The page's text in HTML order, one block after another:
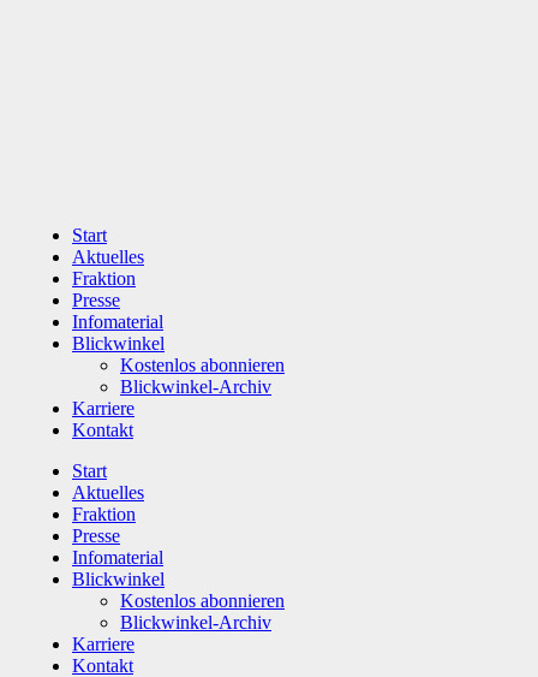
Start
Aktuelles
Fraktion
Presse
Infomaterial
Blickwinkel
Kostenlos abonnieren
Blickwinkel-Archiv
Karriere
Kontakt
Start
Aktuelles
Fraktion
Presse
Infomaterial
Blickwinkel
Kostenlos abonnieren
Blickwinkel-Archiv
Karriere
Kontakt